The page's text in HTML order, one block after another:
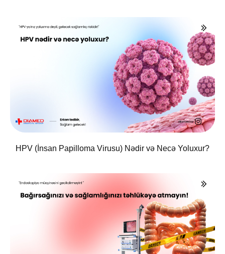
HPV (İnsan Papilloma Virusu) Nədir və Necə Yoluxur?